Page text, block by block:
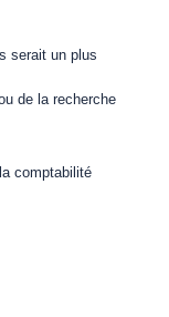
serait un plus
de la recherche
comptabilité